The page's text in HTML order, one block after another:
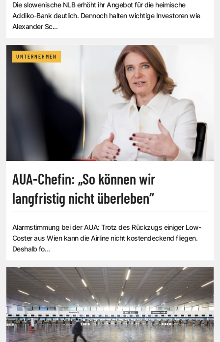
Die slowenische NLB erhöht ihr Angebot für die heimische
Addiko-Bank deutlich. Dennoch halten wichtige Investoren wie
Alexander Sc...
UNTERNEHMEN
AUA-Chefin: „So können wir
langfristig nicht überleben“
Alarmstimmung bei der AUA: Trotz des Rückzugs einiger Low-
Coster aus Wien kann die Airline nicht kostendeckend fliegen.
Deshalb fo...